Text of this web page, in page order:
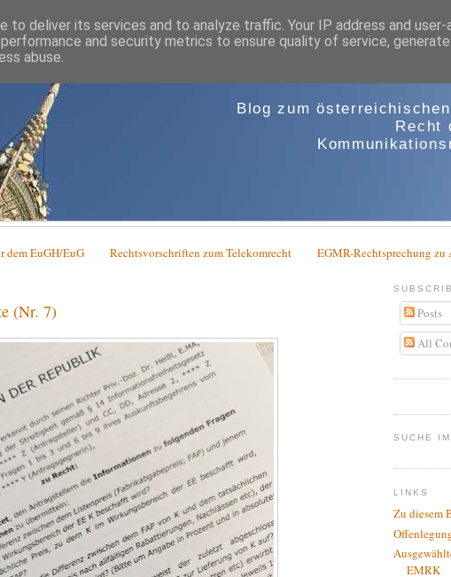
Blog zum
Recht
dem EuGH/EuG Rechtsvorschriften zum Telekomrecht EGMR-Rechtsprechung
(Nr. 7)
Posts
All
SUCHE
LINKS
Zu diesem
EMRK
to deliver its services and to analyze traffic. Your IP address and user-
and security metrics to ensure quality of service,
abuse.